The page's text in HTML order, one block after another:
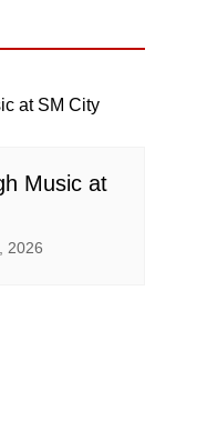
Music at
2026